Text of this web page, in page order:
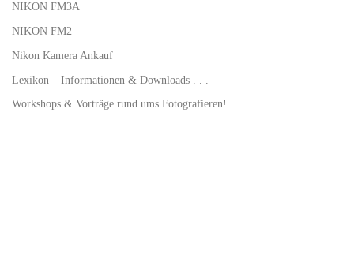
NIKON FM3A
NIKON FM2
Nikon Kamera Ankauf
Lexikon – Informationen & Downloads . . .
Workshops & Vorträge rund ums Fotografieren!